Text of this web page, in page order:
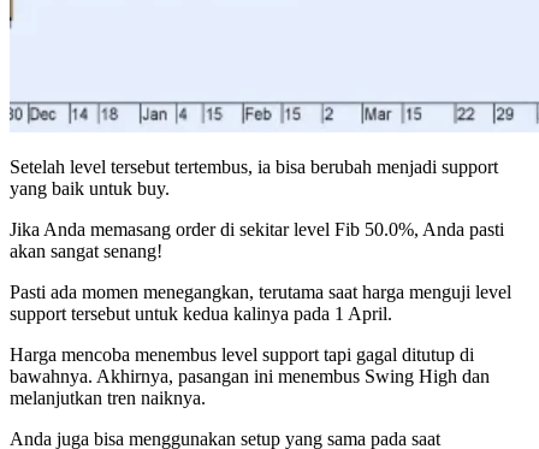
Setelah level tersebut tertembus, ia bisa berubah menjadi support
yang baik untuk buy.
Jika Anda memasang order di sekitar level Fib 50.0%, Anda pasti
akan sangat senang!
Pasti ada momen menegangkan, terutama saat harga menguji level
support tersebut untuk kedua kalinya pada 1 April.
Harga mencoba menembus level support tapi gagal ditutup di
bawahnya. Akhirnya, pasangan ini menembus Swing High dan
melanjutkan tren naiknya.
Anda juga bisa menggunakan setup yang sama pada saat